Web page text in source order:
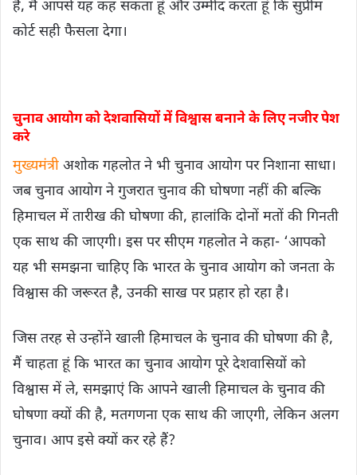
हैं, मैं आपसे यह कह सकता हूं और उम्मीद करता हूं कि सुप्रीम
कोर्ट सही फैसला देगा।
चुनाव आयोग को देशवासियों में विश्वास बनाने के लिए नजीर पेश
करे
मुख्यमंत्री अशोक गहलोत ने भी चुनाव आयोग पर निशाना साधा।
जब चुनाव आयोग ने गुजरात चुनाव की घोषणा नहीं की बल्कि
हिमाचल में तारीख की घोषणा की, हालांकि दोनों मतों की गिनती
एक साथ की जाएगी। इस पर सीएम गहलोत ने कहा- ‘आपको
यह भी समझना चाहिए कि भारत के चुनाव आयोग को जनता के
विश्वास की जरूरत है, उनकी साख पर प्रहार हो रहा है।
जिस तरह से उन्होंने खाली हिमाचल के चुनाव की घोषणा की है,
मैं चाहता हूं कि भारत का चुनाव आयोग पूरे देशवासियों को
विश्वास में ले, समझाएं कि आपने खाली हिमाचल के चुनाव की
घोषणा क्यों की है, मतगणना एक साथ की जाएगी, लेकिन अलग
चुनाव। आप इसे क्यों कर रहे हैं?